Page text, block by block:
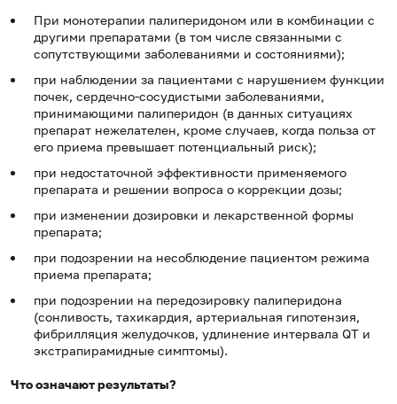
При монотерапии палиперидоном или в комбинации с
другими препаратами (в том числе связанными с
сопутствующими заболеваниями и состояниями);
при наблюдении за пациентами с нарушением функции
почек, сердечно-сосудистыми заболеваниями,
принимающими палиперидон (в данных ситуациях
препарат нежелателен, кроме случаев, когда польза от
его приема превышает потенциальный риск);
при недостаточной эффективности применяемого
препарата и решении вопроса о коррекции дозы;
при изменении дозировки и лекарственной формы
препарата;
при подозрении на несоблюдение пациентом режима
приема препарата;
при подозрении на передозировку палиперидона
(сонливость, тахикардия, артериальная гипотензия,
фибрилляция желудочков, удлинение интервала QT и
экстрапирамидные симптомы).
Что означают результаты?